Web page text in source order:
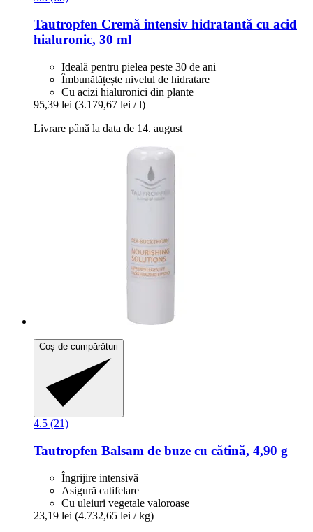
Tautropfen Cremă intensiv hidratantă cu acid
hialuronic, 30 ml
Ideală pentru pielea peste 30 de ani
Îmbunătățește nivelul de hidratare
Cu acizi hialuronici din plante
95,39 lei (3.179,67 lei / l)
Livrare până la data de 14. august
Coș de cumpărături
4.5 (21)
Tautropfen Balsam de buze cu cătină, 4,90 g
Îngrijire intensivă
Asigură catifelare
Cu uleiuri vegetale valoroase
23,19 lei (4.732,65 lei / kg)